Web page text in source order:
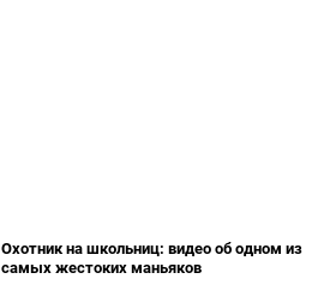
Охотник на школьниц: видео об одном из
самых жестоких маньяков